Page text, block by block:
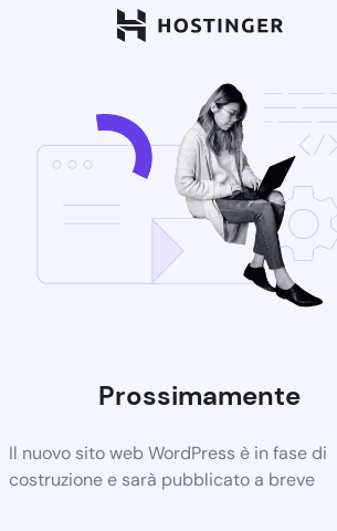
Prossimamente
Il nuovo sito web WordPress è in fase di
costruzione e sarà pubblicato a breve